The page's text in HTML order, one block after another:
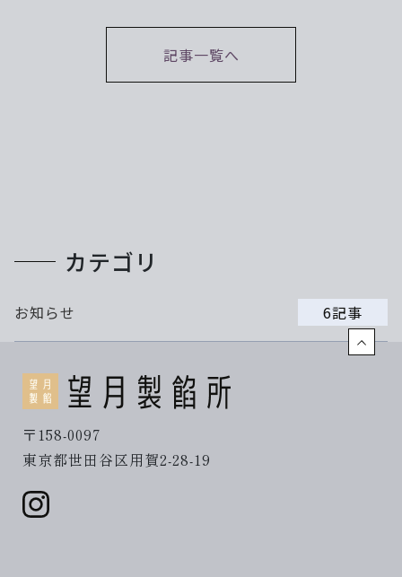
記事一覧へ
カテゴリ
お知らせ 6記事
〒158-0097
東京都世田谷区用賀2-28-19